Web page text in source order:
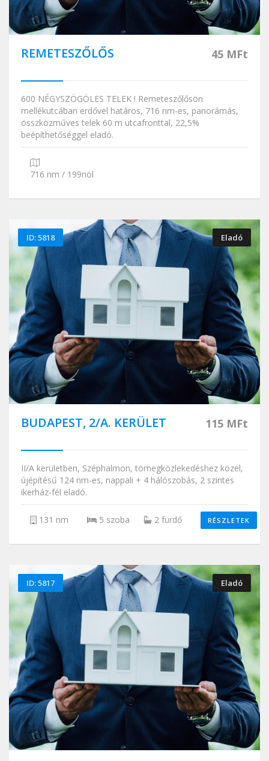
REMETESZŐLŐS 45 MFt
600 NÉGYSZÖGÖLES TELEK ! Remeteszőlősön
mellékutcában erdővel határos, 716 nm-es, panorámás,
összközműves telek 60 m utcafronttal, 22,5%
beépíthetőséggel eladó.
716 nm / 199nöl
ID: 5818 Eladó
BUDAPEST, 2/A. KERÜLET 115 MFt
II/A kerületben, Széphalmon, tömegközlekedéshez közel,
újépítésű 124 nm-es, nappali + 4 hálószobás, 2 szintes
ikerház-fél eladó.
131 nm 5 szoba 2 fürdő RÉSZLETEK
ID: 5817 Eladó